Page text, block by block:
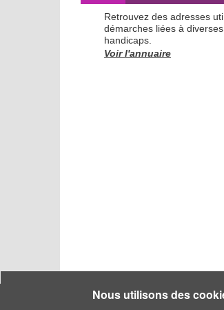
Retrouvez des adresses
démarches liées à
handicaps.
Voir l'annuaire
Nous utilisons des